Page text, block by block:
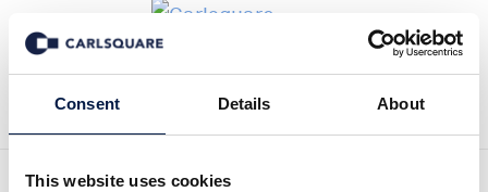
Consent Details About
This website uses cookies
Tillbaka till Nyheter